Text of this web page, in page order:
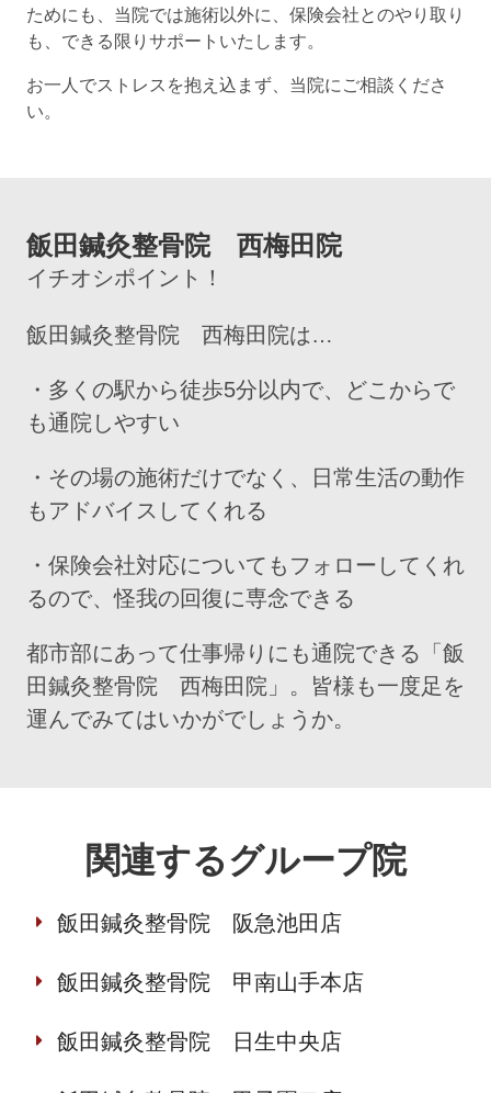
ためにも、当院では施術以外に、保険会社とのやり取り
も、できる限りサポートいたします。
お一人でストレスを抱え込まず、当院にご相談くださ
い。
飯田鍼灸整骨院 西梅田院
イチオシポイント！
飯田鍼灸整骨院 西梅田院は…
・多くの駅から徒歩5分以内で、どこからで
も通院しやすい
・その場の施術だけでなく、日常生活の動作
もアドバイスしてくれる
・保険会社対応についてもフォローしてくれ
るので、怪我の回復に専念できる
都市部にあって仕事帰りにも通院できる「飯
田鍼灸整骨院 西梅田院」。皆様も一度足を
運んでみてはいかがでしょうか。
関連するグループ院
飯田鍼灸整骨院 阪急池田店
飯田鍼灸整骨院 甲南山手本店
飯田鍼灸整骨院 日生中央店